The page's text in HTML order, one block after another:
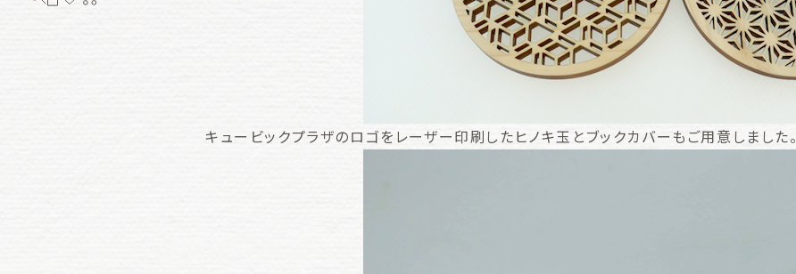
キュービックプラザのロゴをレーザー印刷したヒノキ玉とブックカバーもご用意しました。